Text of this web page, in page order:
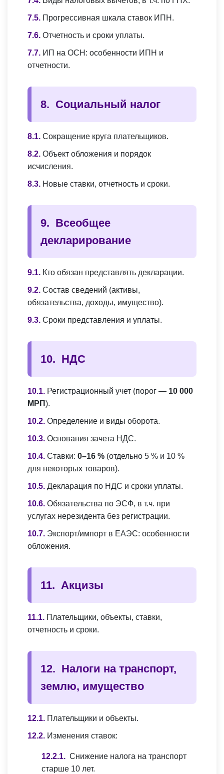
Прогрессивная шкала ставок ИПН.
Отчетность и сроки уплаты.
ИП на ОСН: особенности ИПН и
отчетности.
Социальный налог
Сокращение круга плательщиков.
Объект обложения и порядок
исчисления.
Новые ставки, отчетность и сроки.
Всеобщее
декларирование
Кто обязан представлять декларации.
Состав сведений (активы,
обязательства, доходы, имущество).
Сроки представления и уплаты.
НДС
Регистрационный учет (порог — 10 000
МРП).
Определение и виды оборота.
Основания зачета НДС.
Ставки: 0–16 % (отдельно 5 % и 10 %
для некоторых товаров).
Декларация по НДС и сроки уплаты.
Обязательства по ЭСФ, в т.ч. при
услугах нерезидента без регистрации.
Экспорт/импорт в ЕАЭС: особенности
обложения.
Акцизы
Плательщики, объекты, ставки,
отчетность и сроки.
Налоги на транспорт,
землю, имущество
Плательщики и объекты.
Изменения ставок:
Снижение налога на транспорт
старше 10 лет.